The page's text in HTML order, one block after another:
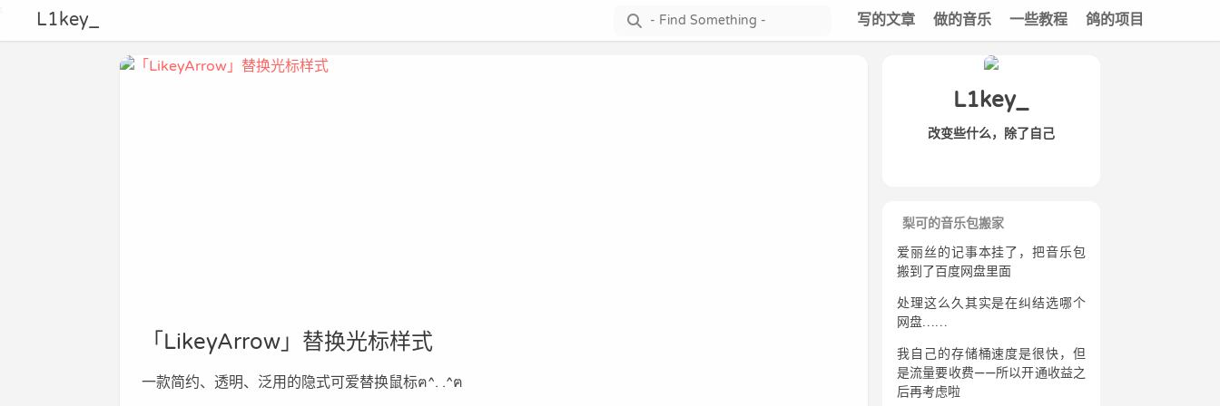
L1key_ 写的文章 做的音乐 一些教程 鸽的项目
「LikeyArrow」替换光标样式
一款简约、透明、泛用的隐式可爱替换鼠标ฅ^. .^ฅ
L1key_
改变些什么，除了自己
梨可的音乐包搬家
爱丽丝的记事本挂了，把音乐包
搬到了百度网盘里面
处理这么久其实是在纠结选哪个
网盘……
我自己的存储桶速度是很快，但
是流量要收费——所以开通收益之
后再考虑啦